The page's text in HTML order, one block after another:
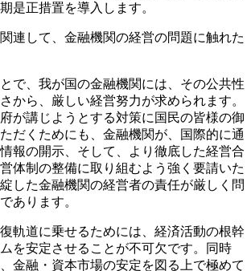
是正措置を導入します。
連して、金融機関の経営の問題に触れた
で、我が国の金融機関には、その公共性
から、厳しい経営努力が求められます。
が講じようとする対策に国民の皆様の御
だくためにも、金融機関が、国際的に通
報の開示、そして、より徹底した経営合
体制の整備に取り組むよう強く要請いた
した金融機関の経営者の責任が厳しく問
あります。
軌道に乗せるためには、経済活動の根幹
を安定させることが不可欠です。同時
金融・資本市場の安定を図る上で極めて